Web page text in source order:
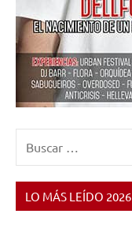
LO MÁS LEÍDO 2026